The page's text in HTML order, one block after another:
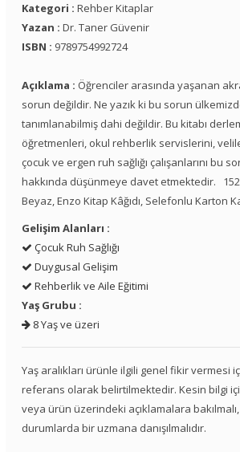
Kategori : Rehber Kitaplar
Yazan : Dr. Taner Güvenir
ISBN : 9789754992724
Açıklama : Öğrenciler arasında yaşanan
sorun değildir. Ne yazık ki bu sorun
tanımlanabilmiş dahi değildir. Bu kitabı
öğretmenleri, okul rehberlik servislerini,
çocuk ve ergen ruh sağlığı çalışanlarını bu
hakkında düşünmeye davet etmektedir.
Beyaz, Enzo Kitap Kâğıdı, Selefonlu Karton
Gelişim Alanları :
Çocuk Ruh Sağlığı
Duygusal Gelişim
Rehberlik ve Aile Eğitimi
Yaş Grubu :
8 Yaş ve üzeri
Yaş aralıkları ürünle ilgili genel fikir vermesi
referans olarak belirtilmektedir. Kesin bilgi
veya ürün üzerindeki açıklamalara
durumlarda bir uzmana danışılmalıdır.